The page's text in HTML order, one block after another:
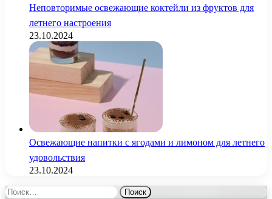
Неповторимые освежающие коктейли из фруктов для
летнего настроения
23.10.2024
Освежающие напитки с ягодами и лимоном для летнего
удовольствия
23.10.2024
Найти: